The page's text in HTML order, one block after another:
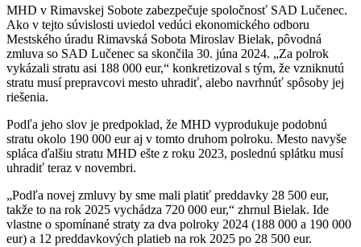
MHD v Rimavskej Sobote zabezpečuje spoločnosť SAD Lučenec.
Ako v tejto súvislosti uviedol vedúci ekonomického odboru
Mestského úradu Rimavská Sobota Miroslav Bielak, pôvodná
zmluva so SAD Lučenec sa skončila 30. júna 2024. „Za polrok
vykázali stratu asi 188 000 eur,“ konkretizoval s tým, že vzniknutú
stratu musí prepravcovi mesto uhradiť, alebo navrhnúť spôsoby jej
riešenia.
Podľa jeho slov je predpoklad, že MHD vyprodukuje podobnú
stratu okolo 190 000 eur aj v tomto druhom polroku. Mesto navyše
spláca ďalšiu stratu MHD ešte z roku 2023, poslednú splátku musí
uhradiť teraz v novembri.
„Podľa novej zmluvy by sme mali platiť preddavky 28 500 eur,
takže to na rok 2025 vychádza 720 000 eur,“ zhrnul Bielak. Ide
vlastne o spomínané straty za dva polroky 2024 (188 000 a 190 000
eur) a 12 preddavkových platieb na rok 2025 po 28 500 eur.